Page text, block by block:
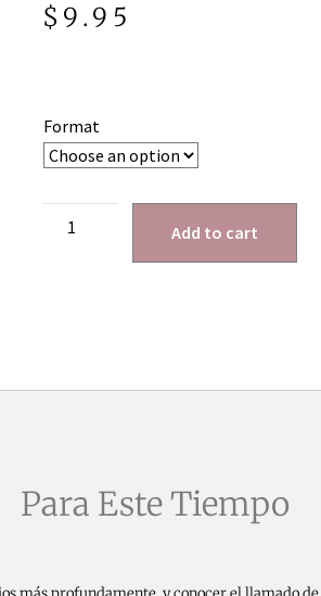
$ 9.95
Format
Add to cart
Para Este Tiempo